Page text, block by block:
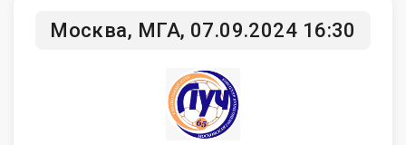
Москва, МГА, 07.09.2024 16:30